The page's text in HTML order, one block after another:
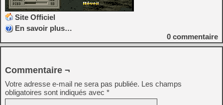
Site Officiel
En savoir plus…
0 commentaire
Commentaire ¬
Votre adresse e-mail ne sera pas publiée. Les champs
obligatoires sont indiqués avec *